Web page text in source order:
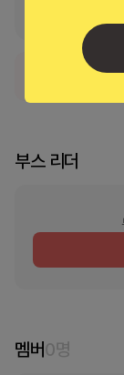
는 스파이 앱이
부스 리더
멤버0명